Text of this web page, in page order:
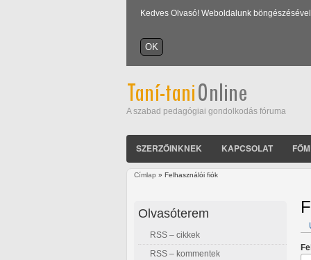
Kedves Olvasó! Weboldalunk
A szabad pedagógiai gondolkodás fóruma
SZERZŐINKNEK KAPCSOLAT
Címlap » Felhasználói fiók
Olvasóterem
RSS – cikkek
RSS – kommentek